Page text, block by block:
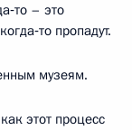
– это
пропадут.
музеям.
этот процесс